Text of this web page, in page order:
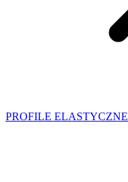
PROFILE ELASTYCZNE